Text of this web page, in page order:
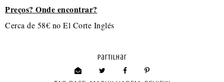
Preços? Onde encontrar?
Cerca de 58€ no El Corte Inglés
partilhar